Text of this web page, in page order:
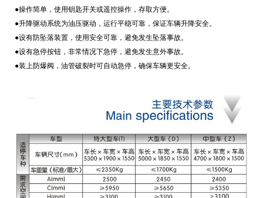
●操作简单，使用钥匙开关或遥控操作，存取方便。
●升降驱动系统为油压驱动，运行平稳可靠，保证车辆升降安全。
●设有防坠落装置，使用安全可靠，避免发生坠落事故。
●设有急停按钮，非常情况下急停，避免发生意外事故。
●装上防爆阀，油管破裂时可自动急停，确保车辆更安全。